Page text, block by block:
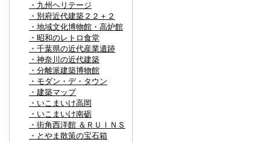
・九州ヘリテージ
・別府近代建築２２＋２
・地域文化博物館・高炉館
・昭和のレトロ食堂
・千葉県の近代産業遺跡
・神奈川の近代建築
・分離派建築博物館
・モダン・デ・タウン
・建築マップ
・いこまいけ高岡
・いこまいけ南砺
・街角西洋館 ＆ＲＵＩＮＳ
・とやま散策の宝石箱